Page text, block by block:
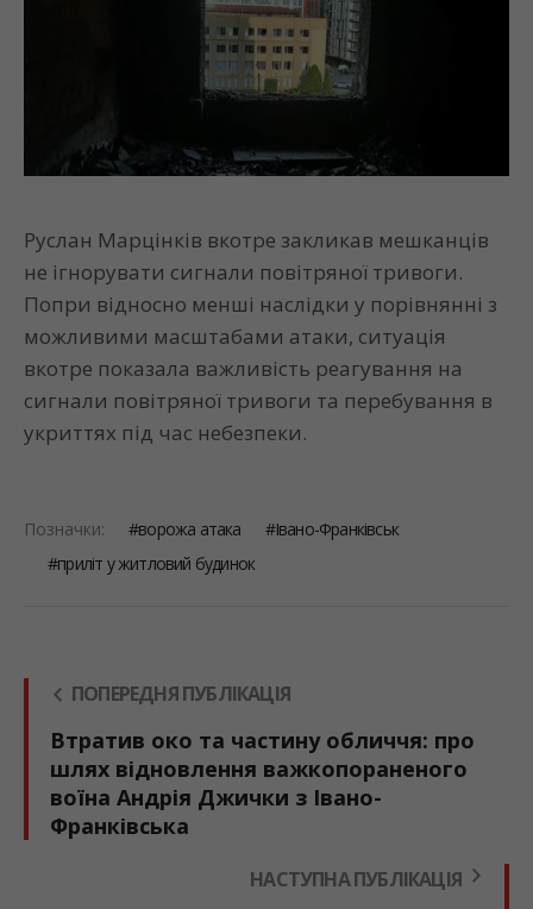
Руслан Марцінків вкотре закликав мешканців
не ігнорувати сигнали повітряної тривоги.
Попри відносно менші наслідки у порівнянні з
можливими масштабами атаки, ситуація
вкотре показала важливість реагування на
сигнали повітряної тривоги та перебування в
укриттях під час небезпеки.
Позначки: ворожа атака
Івано-Франківськ
приліт у житловий будинок
ПОПЕРЕДНЯ ПУБЛІКАЦІЯ
Втратив око та частину обличчя: про
шлях відновлення важкопораненого
воїна Андрія Джички з Івано-
Франківська
НАСТУПНА ПУБЛІКАЦІЯ